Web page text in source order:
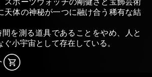
天体の神秘が一つに融け合う稀有な結
間を測る道具であることをやめ、人と
小宇宙として存在している。